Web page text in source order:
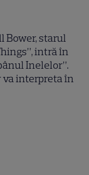
Bower, starul
intră în
Inelelor”.
va interpreta în